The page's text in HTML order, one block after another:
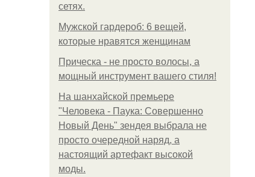
сетях.
Мужской гардероб: 6 вещей,
которые нравятся женщинам
Прическа - не просто волосы, а
мощный инструмент вашего стиля!
На шанхайской премьере
"Человека - Паука: Совершенно
Новый День" зендея выбрала не
просто очередной наряд, а
настоящий артефакт высокой
моды.